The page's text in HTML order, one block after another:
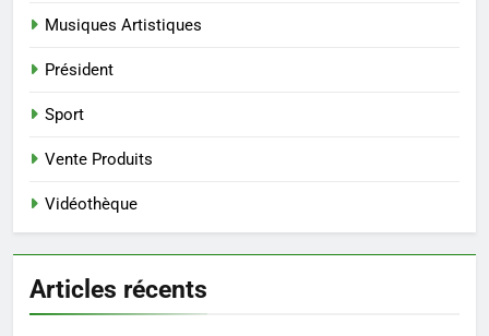
Musiques Artistiques
Président
Sport
Vente Produits
Vidéothèque
Articles récents